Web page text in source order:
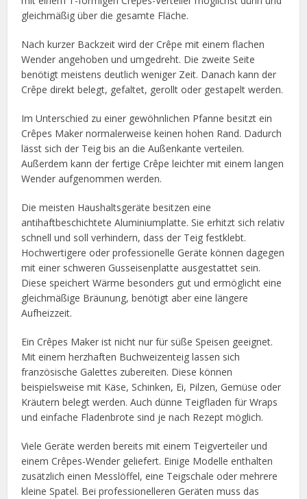
gleichmäßig über die gesamte Fläche.
Nach kurzer Backzeit wird der Crêpe mit einem flachen
Wender angehoben und umgedreht. Die zweite Seite
benötigt meistens deutlich weniger Zeit. Danach kann der
Crêpe direkt belegt, gefaltet, gerollt oder gestapelt werden.
Im Unterschied zu einer gewöhnlichen Pfanne besitzt ein
Crêpes Maker normalerweise keinen hohen Rand. Dadurch
lässt sich der Teig bis an die Außenkante verteilen.
Außerdem kann der fertige Crêpe leichter mit einem langen
Wender aufgenommen werden.
Die meisten Haushaltsgeräte besitzen eine
antihaftbeschichtete Aluminiumplatte. Sie erhitzt sich relativ
schnell und soll verhindern, dass der Teig festklebt.
Hochwertigere oder professionelle Geräte können dagegen
mit einer schweren Gusseisenplatte ausgestattet sein.
Diese speichert Wärme besonders gut und ermöglicht eine
gleichmäßige Bräunung, benötigt aber eine längere
Aufheizzeit.
Ein Crêpes Maker ist nicht nur für süße Speisen geeignet.
Mit einem herzhaften Buchweizenteig lassen sich
französische Galettes zubereiten. Diese können
beispielsweise mit Käse, Schinken, Ei, Pilzen, Gemüse oder
Kräutern belegt werden. Auch dünne Teigfladen für Wraps
und einfache Fladenbrote sind je nach Rezept möglich.
Viele Geräte werden bereits mit einem Teigverteiler und
einem Crêpes-Wender geliefert. Einige Modelle enthalten
zusätzlich einen Messlöffel, eine Teigschale oder mehrere
kleine Spatel. Bei professionelleren Geräten muss das